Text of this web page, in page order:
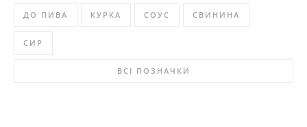
ДО ПИВА КУРКА СОУС СВИНИНА
СИР
ВСІ ПОЗНАЧКИ